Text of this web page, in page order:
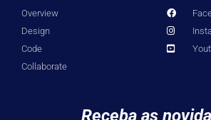
Overview
Design
Code
Collaborate
Receba as